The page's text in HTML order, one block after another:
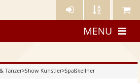
Künstler- Künstler Meine
MENU
Tänzer>Show Künstler>Spaßkellner